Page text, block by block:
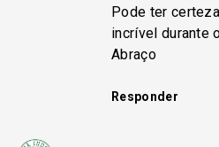
Pode ter
incrível durante
Abraço
Responder